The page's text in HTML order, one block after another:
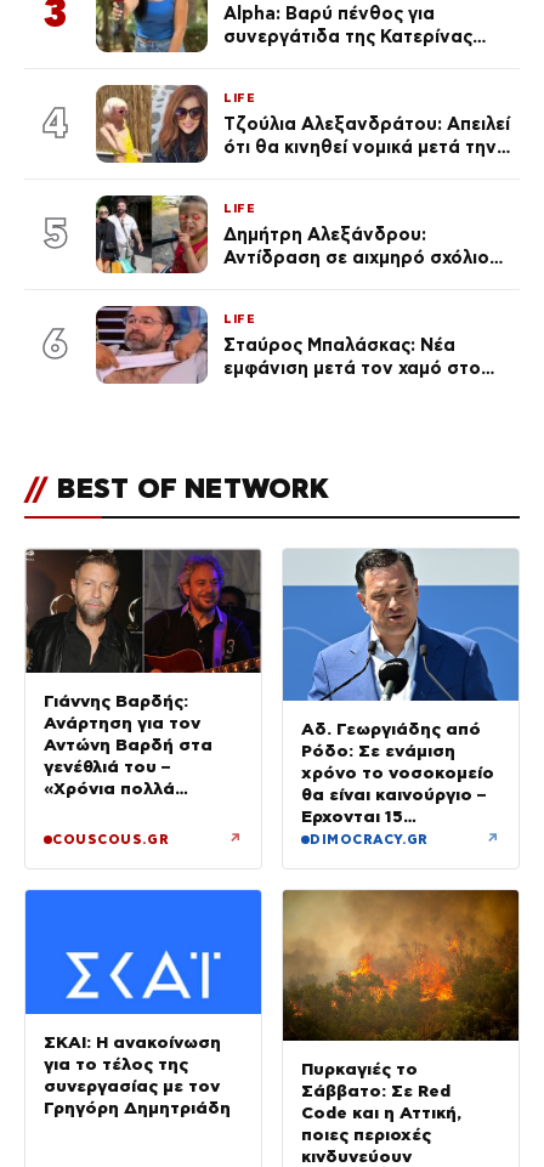
3
Alpha: Βαρύ πένθος για
συνεργάτιδα της Κατερίνας
του Θεού»
4
LIFE
Τζούλια Αλεξανδράτου: Απειλεί
ότι θα κινηθεί νομικά μετά την
5
LIFE
Δημήτρη Αλεξάνδρου:
Αντίδραση σε αιχμηρό σχόλιο
6
LIFE
Σταύρος Μπαλάσκας: Νέα
εμφάνιση μετά τον χαμό στο
// BEST OF NETWORK
Γιάννης Βαρδής:
Ανάρτηση για τον
Αντώνη Βαρδή στα
γενέθλιά του –
«Χρόνια πολλά
COUSCOUS.GR ↗
Αδ. Γεωργιάδης από
Ρόδο: Σε ενάμιση
χρόνο το νοσοκομείο
θα είναι καινούργιο –
Έρχονται 15
νοσηλευτές και
DIMOCRACY.GR ↗
ΣΚΑΙ: Η ανακοίνωση
για το τέλος της
συνεργασίας με τον
Γρηγόρη Δημητριάδη
Πυρκαγιές το
Σάββατο: Σε Red
Code και η Αττική,
ποιες περιοχές
κινδυνεύουν